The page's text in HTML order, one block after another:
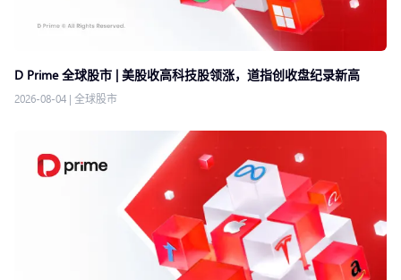
D Prime 全球股市 | 美股收高科技股领涨，道指创收盘纪录新高
2026-08-04 | 全球股市